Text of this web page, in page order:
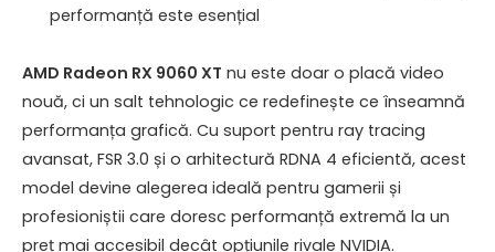
performanță este esențial
AMD Radeon RX 9060 XT nu este doar o placă video
nouă, ci un salt tehnologic ce redefinește ce înseamnă
performanța grafică. Cu suport pentru ray tracing
avansat, FSR 3.0 și o arhitectură RDNA 4 eficientă, acest
model devine alegerea ideală pentru gamerii și
profesioniștii care doresc performanță extremă la un
preț mai accesibil decât opțiunile rivale NVIDIA.